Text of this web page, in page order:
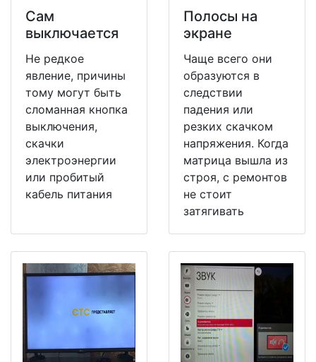
Сам
выключается
Не редкое
явление, причины
тому могут быть
сломанная кнопка
выключения,
скачки
электроэнергии
или пробитый
кабель питания
Полосы на
экране
Чаще всего они
образуются в
следствии
падения или
резких скачком
напряжения. Когда
матрица вышла из
строя, с ремонтов
не стоит
затягивать